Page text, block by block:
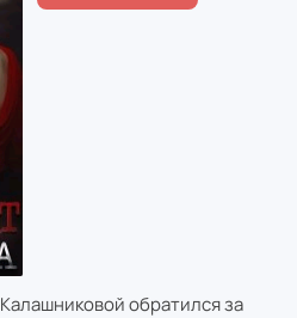
обратился за